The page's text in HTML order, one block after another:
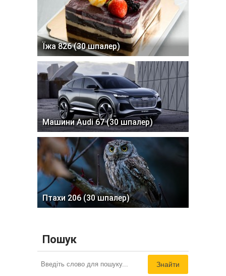
Їжа 826 (30 шпалер)
Машини Audi 67 (30 шпалер)
Птахи 206 (30 шпалер)
Пошук
Знайти